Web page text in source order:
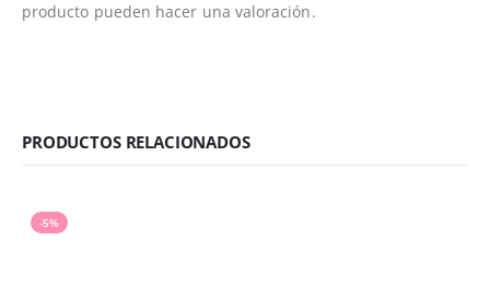
producto pueden hacer una valoración.
PRODUCTOS RELACIONADOS
-5%